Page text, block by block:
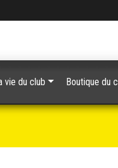
vie du club Boutique du